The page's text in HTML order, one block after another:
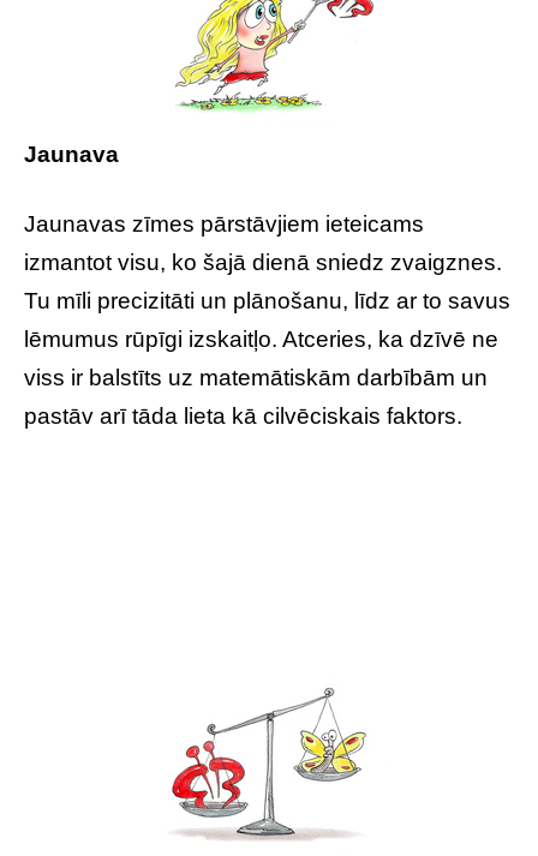
Jaunava
Jaunavas zīmes pārstāvjiem ieteicams
izmantot visu, ko šajā dienā sniedz zvaigznes.
Tu mīli precizitāti un plānošanu, līdz ar to savus
lēmumus rūpīgi izskaitļo. Atceries, ka dzīvē ne
viss ir balstīts uz matemātiskām darbībām un
pastāv arī tāda lieta kā cilvēciskais faktors.